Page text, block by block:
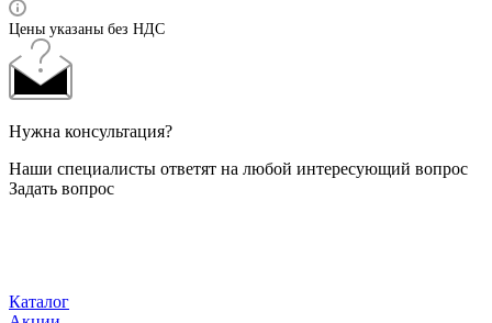
Цены указаны без НДС
Нужна консультация?
Наши специалисты ответят на любой интересующий вопрос
Задать вопрос
Каталог